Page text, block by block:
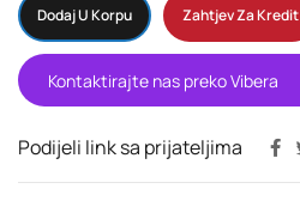
Dodaj U Korpu Zahtjev Za Kredit
Kontaktirajte nas preko Vibera
Podijeli link sa prijateljima